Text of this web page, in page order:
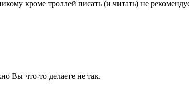
кроме троллей писать (и читать) не
Вы что-то делаете не так.